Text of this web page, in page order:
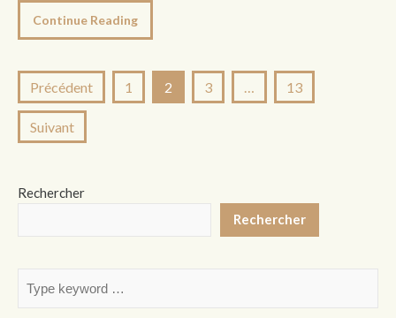
Continue Reading
Pagination
des
Précédent 1 2 3 … 13
Suivant
Rechercher
Rechercher